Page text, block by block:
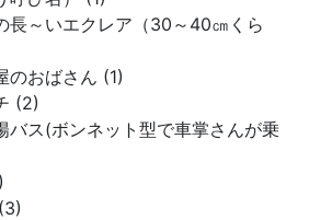
長～いエクレア（30～40㎝くら
のおばさん (1)
(2)
バス(ボンネット型で車掌さんが乗